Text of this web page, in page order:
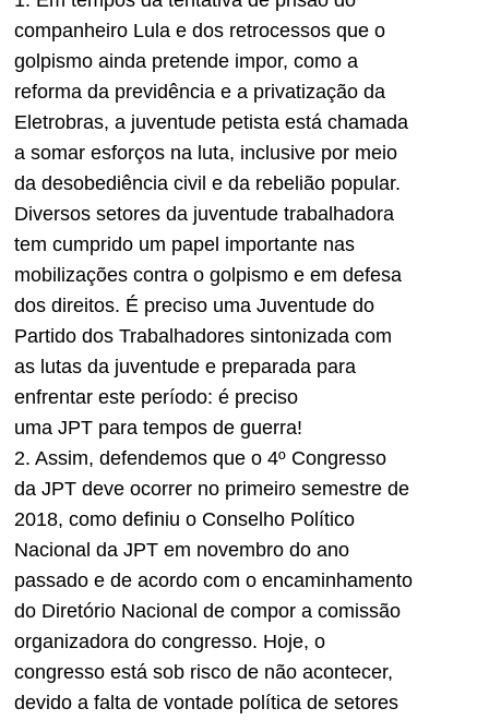
companheiro Lula e dos retrocessos que o
golpismo ainda pretende impor, como a
reforma da previdência e a privatização da
Eletrobras, a juventude petista está chamada
a somar esforços na luta, inclusive por meio
da desobediência civil e da rebelião popular.
Diversos setores da juventude trabalhadora
tem cumprido um papel importante nas
mobilizações contra o golpismo e em defesa
dos direitos. É preciso uma Juventude do
Partido dos Trabalhadores sintonizada com
as lutas da juventude e preparada para
enfrentar este período: é preciso
uma JPT para tempos de guerra!
2. Assim, defendemos que o 4º Congresso
da JPT deve ocorrer no primeiro semestre de
2018, como definiu o Conselho Político
Nacional da JPT em novembro do ano
passado e de acordo com o encaminhamento
do Diretório Nacional de compor a comissão
organizadora do congresso. Hoje, o
congresso está sob risco de não acontecer,
devido a falta de vontade política de setores